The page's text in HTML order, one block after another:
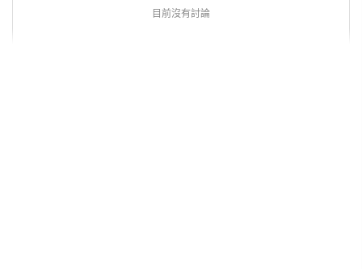
目前沒有討論